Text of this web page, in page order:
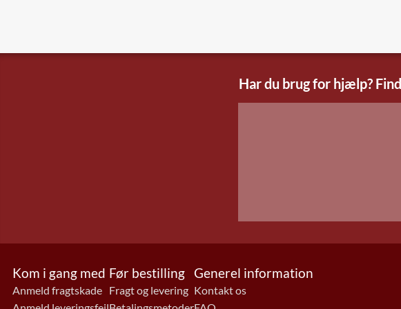
Har du brug for hjælp?
Kom i gang med
Anmeld fragtskade
Før bestilling
Fragt og levering
Generel information
Kontakt os